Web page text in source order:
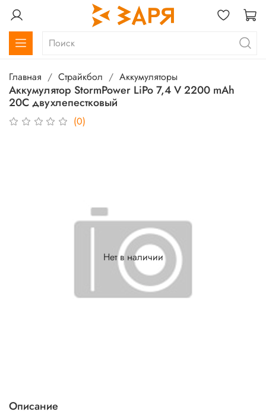
Главная Страйкбол Аккумуляторы
Аккумулятор StormPower LiPo 7,4 V 2200 mAh
20C двухлепестковый
(0)
Нет в наличии
Описание